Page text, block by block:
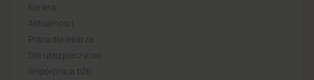
Kariera
Aktualności
Praca dla lekarza
Dla ubezpieczycieli
Współpraca b2b